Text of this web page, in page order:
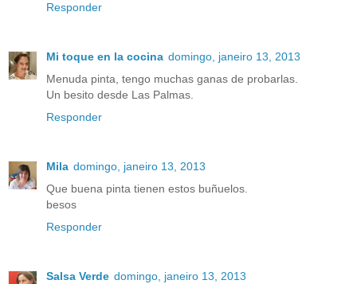
Responder
Mi toque en la cocina domingo, janeiro 13, 2013
Menuda pinta, tengo muchas ganas de probarlas.
Un besito desde Las Palmas.
Responder
Mila domingo, janeiro 13, 2013
Que buena pinta tienen estos buñuelos.
besos
Responder
Salsa Verde domingo, janeiro 13, 2013